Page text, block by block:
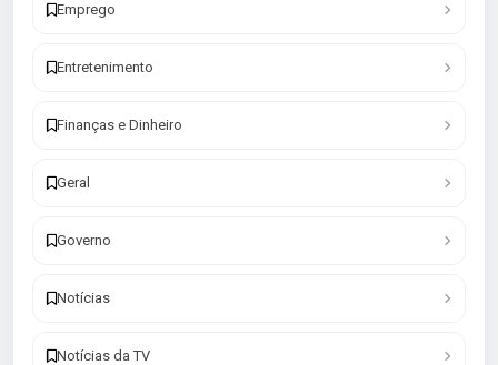
Emprego
Entretenimento
Finanças e Dinheiro
Geral
Governo
Notícias
Notícias da TV